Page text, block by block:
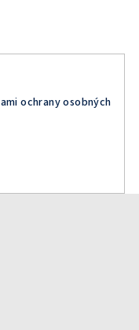
ochrany osobných